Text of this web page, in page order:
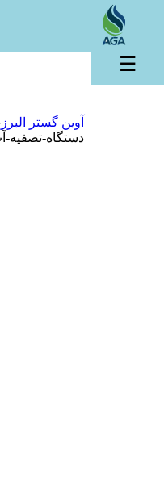
آوین گستر البرز
دستگاه-تصفیه-
☰